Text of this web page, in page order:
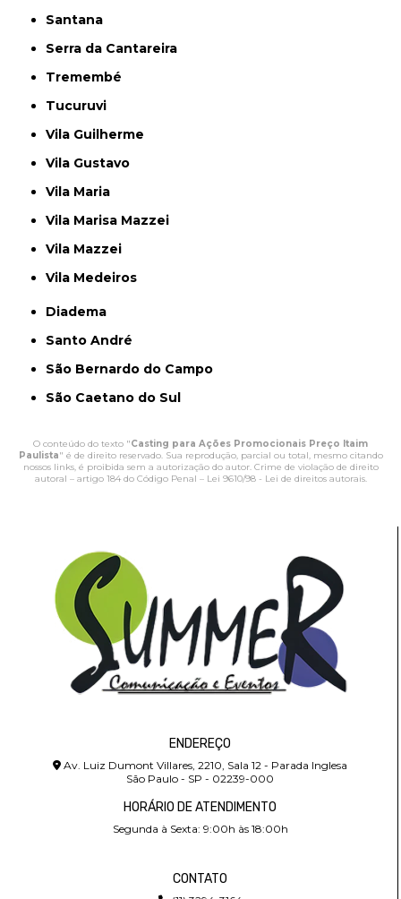
Santana
Serra da Cantareira
Tremembé
Tucuruvi
Vila Guilherme
Vila Gustavo
Vila Maria
Vila Marisa Mazzei
Vila Mazzei
Vila Medeiros
Diadema
Santo André
São Bernardo do Campo
São Caetano do Sul
O conteúdo do texto "Casting para Ações Promocionais Preço Itaim
Paulista" é de direito reservado. Sua reprodução, parcial ou total, mesmo citando
nossos links, é proibida sem a autorização do autor. Crime de violação de direito
autoral – artigo 184 do Código Penal – Lei 9610/98 - Lei de direitos autorais.
ENDEREÇO
Av. Luiz Dumont Villares, 2210, Sala 12 - Parada Inglesa
São Paulo - SP - 02239-000
HORÁRIO DE ATENDIMENTO
Segunda à Sexta: 9:00h às 18:00h
CONTATO